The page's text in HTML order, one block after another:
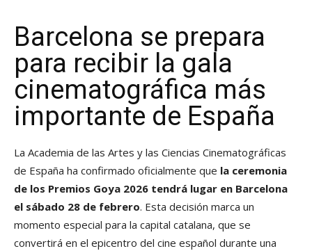
Barcelona se prepara
para recibir la gala
cinematográfica más
importante de España
La Academia de las Artes y las Ciencias Cinematográficas
de España ha confirmado oficialmente que la ceremonia
de los Premios Goya 2026 tendrá lugar en Barcelona
el sábado 28 de febrero. Esta decisión marca un
momento especial para la capital catalana, que se
convertirá en el epicentro del cine español durante una